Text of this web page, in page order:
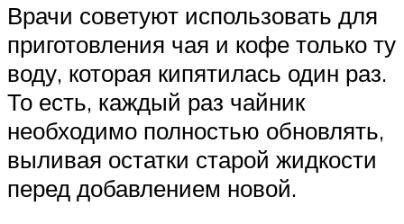
Врачи советуют использовать для
приготовления чая и кофе только ту
воду, которая кипятилась один раз.
То есть, каждый раз чайник
необходимо полностью обновлять,
выливая остатки старой жидкости
перед добавлением новой.